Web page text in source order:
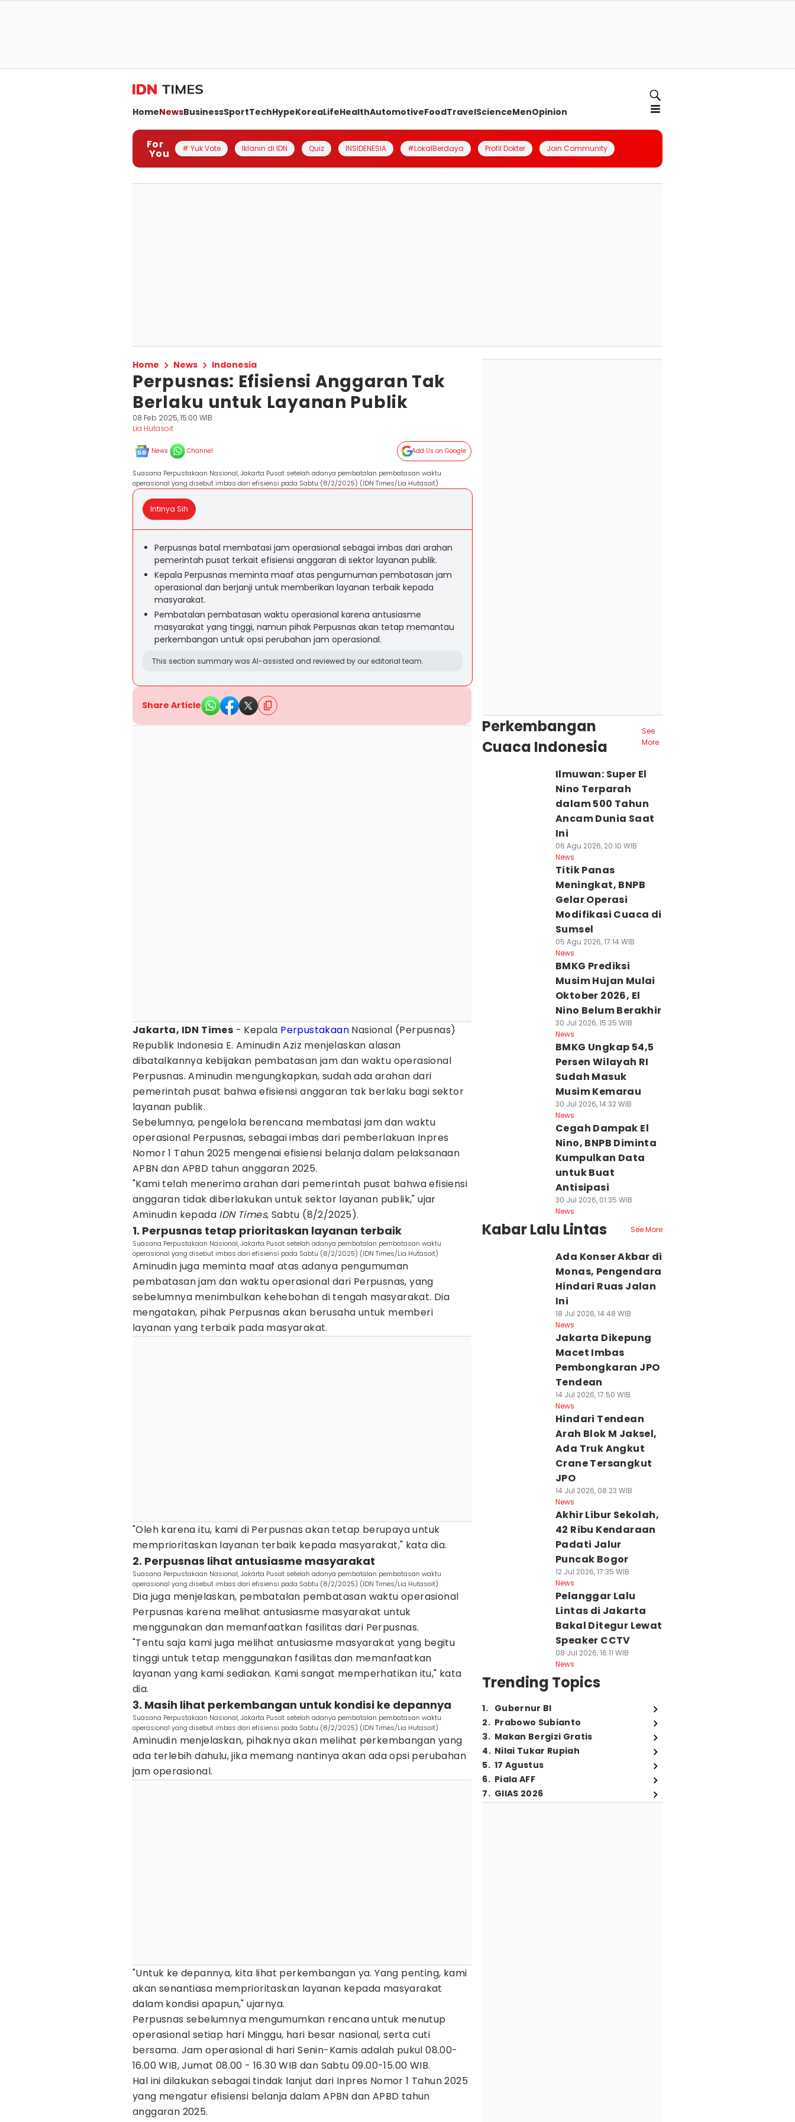
HomeNewsBusinessSportTechHypeKoreaLifeHealthAutomotiveFoodTravelScienceMenOpinion
For
You # Yuk Vote Iklanin di IDN Quiz INSIDENESIA #LokalBerdaya Profil Dokter Join Community
Home News Indonesia
Perpusnas: Efisiensi Anggaran Tak
Berlaku untuk Layanan Publik
08 Feb 2025, 15:00 WIB
Lia Hutasoit
News Channel Add Us on Google
Suasana Perpustakaan Nasional, Jakarta Pusat setelah adanya pembatalan pembatasan waktu
operasional yang disebut imbas dari efisiensi pada Sabtu (8/2/2025) (IDN Times/Lia Hutasoit)
Intinya Sih
Perpusnas batal membatasi jam operasional sebagai imbas dari arahan
pemerintah pusat terkait efisiensi anggaran di sektor layanan publik.
Kepala Perpusnas meminta maaf atas pengumuman pembatasan jam
operasional dan berjanji untuk memberikan layanan terbaik kepada
masyarakat.
Pembatalan pembatasan waktu operasional karena antusiasme
masyarakat yang tinggi, namun pihak Perpusnas akan tetap memantau
perkembangan untuk opsi perubahan jam operasional.
This section summary was AI-assisted and reviewed by our editorial team.
Share Article
Jakarta, IDN Times - Kepala Perpustakaan Nasional (Perpusnas)
Republik Indonesia E. Aminudin Aziz menjelaskan alasan
dibatalkannya kebijakan pembatasan jam dan waktu operasional
Perpusnas. Aminudin mengungkapkan, sudah ada arahan dari
pemerintah pusat bahwa efisiensi anggaran tak berlaku bagi sektor
layanan publik.
Sebelumnya, pengelola berencana membatasi jam dan waktu
operasional Perpusnas, sebagai imbas dari pemberlakuan Inpres
Nomor 1 Tahun 2025 mengenai efisiensi belanja dalam pelaksanaan
APBN dan APBD tahun anggaran 2025.
"Kami telah menerima arahan dari pemerintah pusat bahwa efisiensi
anggaran tidak diberlakukan untuk sektor layanan publik," ujar
Aminudin kepada IDN Times, Sabtu (8/2/2025).
1. Perpusnas tetap prioritaskan layanan terbaik
Suasana Perpustakaan Nasional, Jakarta Pusat setelah adanya pembatalan pembatasan waktu
operasional yang disebut imbas dari efisiensi pada Sabtu (8/2/2025) (IDN Times/Lia Hutasoit)
Aminudin juga meminta maaf atas adanya pengumuman
pembatasan jam dan waktu operasional dari Perpusnas, yang
sebelumnya menimbulkan kehebohan di tengah masyarakat. Dia
mengatakan, pihak Perpusnas akan berusaha untuk memberi
layanan yang terbaik pada masyarakat.
"Oleh karena itu, kami di Perpusnas akan tetap berupaya untuk
memprioritaskan layanan terbaik kepada masyarakat," kata dia.
2. Perpusnas lihat antusiasme masyarakat
Suasana Perpustakaan Nasional, Jakarta Pusat setelah adanya pembatalan pembatasan waktu
operasional yang disebut imbas dari efisiensi pada Sabtu (8/2/2025) (IDN Times/Lia Hutasoit)
Dia juga menjelaskan, pembatalan pembatasan waktu operasional
Perpusnas karena melihat antusiasme masyarakat untuk
menggunakan dan memanfaatkan fasilitas dari Perpusnas.
"Tentu saja kami juga melihat antusiasme masyarakat yang begitu
tinggi untuk tetap menggunakan fasilitas dan memanfaatkan
layanan yang kami sediakan. Kami sangat memperhatikan itu," kata
dia.
3. Masih lihat perkembangan untuk kondisi ke depannya
Suasana Perpustakaan Nasional, Jakarta Pusat setelah adanya pembatalan pembatasan waktu
operasional yang disebut imbas dari efisiensi pada Sabtu (8/2/2025) (IDN Times/Lia Hutasoit)
Aminudin menjelaskan, pihaknya akan melihat perkembangan yang
ada terlebih dahulu, jika memang nantinya akan ada opsi perubahan
jam operasional.
"Untuk ke depannya, kita lihat perkembangan ya. Yang penting, kami
akan senantiasa memprioritaskan layanan kepada masyarakat
dalam kondisi apapun," ujarnya.
Perpusnas sebelumnya mengumumkan rencana untuk menutup
operasional setiap hari Minggu, hari besar nasional, serta cuti
bersama. Jam operasional di hari Senin-Kamis adalah pukul 08.00-
16.00 WIB, Jumat 08.00 - 16.30 WIB dan Sabtu 09.00-15.00 WIB.
Hal ini dilakukan sebagai tindak lanjut dari Inpres Nomor 1 Tahun 2025
yang mengatur efisiensi belanja dalam APBN dan APBD tahun
anggaran 2025.
Perkembangan
Cuaca Indonesia
See
More
Ilmuwan: Super El
Nino Terparah
dalam 500 Tahun
Ancam Dunia Saat
Ini
06 Agu 2026, 20:10 WIB
News
Titik Panas
Meningkat, BNPB
Gelar Operasi
Modifikasi Cuaca di
Sumsel
05 Agu 2026, 17:14 WIB
News
BMKG Prediksi
Musim Hujan Mulai
Oktober 2026, El
Nino Belum Berakhir
30 Jul 2026, 15:35 WIB
News
BMKG Ungkap 54,5
Persen Wilayah RI
Sudah Masuk
Musim Kemarau
30 Jul 2026, 14:32 WIB
News
Cegah Dampak El
Nino, BNPB Diminta
Kumpulkan Data
untuk Buat
Antisipasi
30 Jul 2026, 01:35 WIB
News
Kabar Lalu Lintas See More
Ada Konser Akbar di
Monas, Pengendara
Hindari Ruas Jalan
Ini
18 Jul 2026, 14:48 WIB
News
Jakarta Dikepung
Macet Imbas
Pembongkaran JPO
Tendean
14 Jul 2026, 17:50 WIB
News
Hindari Tendean
Arah Blok M Jaksel,
Ada Truk Angkut
Crane Tersangkut
JPO
14 Jul 2026, 08:23 WIB
News
Akhir Libur Sekolah,
42 Ribu Kendaraan
Padati Jalur
Puncak Bogor
12 Jul 2026, 17:35 WIB
News
Pelanggar Lalu
Lintas di Jakarta
Bakal Ditegur Lewat
Speaker CCTV
08 Jul 2026, 16:11 WIB
News
Trending Topics
1. Gubernur BI
2. Prabowo Subianto
3. Makan Bergizi Gratis
4. Nilai Tukar Rupiah
5. 17 Agustus
6. Piala AFF
7. GIIAS 2026